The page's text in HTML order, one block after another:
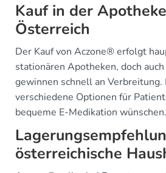
Kauf in der
Österreich
Der Kauf von Aczone® erfolgt
stationären Apotheken, doch
gewinnen schnell an
verschiedene Optionen für
bequeme E-Medikation wünschen.
österreichische